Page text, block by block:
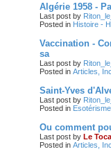
Algérie 1958 -
Last post by
Posted in Histoire -
Vaccination -
sa
Last post by
Posted in Articles,
Saint-Yves
Last post by
Posted in
Ou comment
Last post by Le
Posted in Articles,